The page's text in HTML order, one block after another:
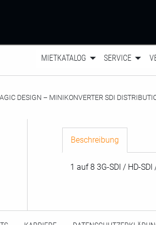
MIETKATALOG SERVICE
DESIGN – MINIKONVERTER SDI
Beschreibung
1 auf 8 3G-SDI / HD-